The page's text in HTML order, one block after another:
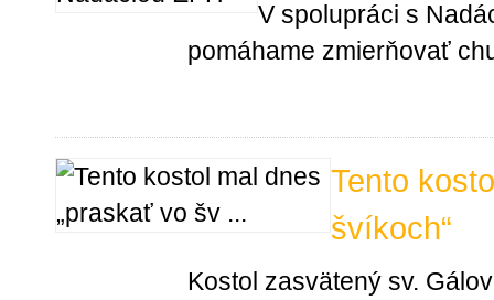
V spolupráci s
pomáhame zmierňovať
Tento
švíkoch“
Kostol zasvätený sv.